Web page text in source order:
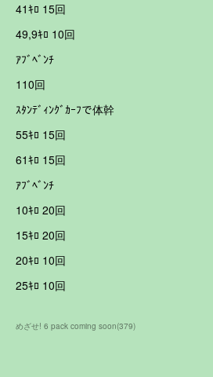
41ｷﾛ 15回
49,9ｷﾛ 10回
ｱﾌﾞﾍﾞﾝﾁ
110回
ｽﾀﾝﾃﾞｨﾝｸﾞｶｰﾌで体幹
55ｷﾛ 15回
61ｷﾛ 15回
ｱﾌﾞﾍﾞﾝﾁ
10ｷﾛ 20回
15ｷﾛ 20回
20ｷﾛ 10回
25ｷﾛ 10回
めざせ! 6 pack coming soon(379)